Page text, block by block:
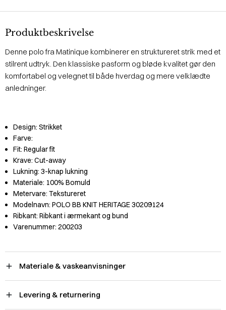
Produktbeskrivelse
Denne polo fra Matinique kombinerer en struktureret strik med et
stilrent udtryk. Den klassiske pasform og bløde kvalitet gør den
komfortabel og velegnet til både hverdag og mere velklædte
anledninger.
Design: Strikket
Farve:
Fit: Regular fit
Krave: Cut-away
Lukning: 3-knap lukning
Materiale: 100% Bomuld
Metervare: Tekstureret
Modelnavn: POLO BB KNIT HERITAGE 30209124
Ribkant: Ribkant i ærmekant og bund
Varenummer: 200203
Materiale & vaskeanvisninger
Levering & returnering